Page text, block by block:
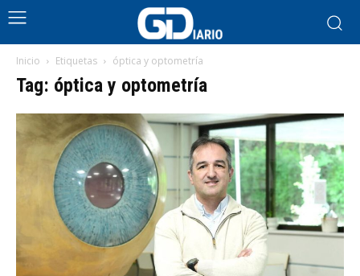
Inicio Etiquetas óptica y optometría
Tag: óptica y optometría